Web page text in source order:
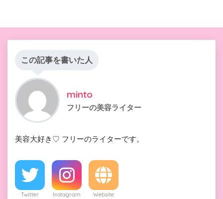
この記事を書いた人
minto
フリーの美容ライター
美容大好き♡ フリーのライターです。
Twitter Instagram Website